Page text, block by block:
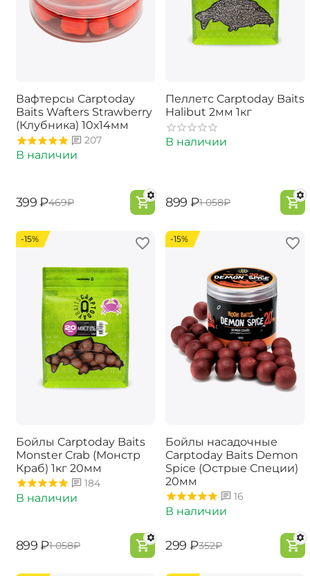
Вафтерсы Carptoday
Baits Wafters Strawberry
(Клубника) 10х14мм
207
В наличии
‍399‍ ₽‍469‍₽
Пеллетс Carptoday Baits
Halibut 2мм 1кг
В наличии
‍899‍ ₽‍1 058‍₽
-15%
Бойлы Carptoday Baits
Monster Crab (Монстр
Краб) 1кг 20мм
184
В наличии
‍899‍ ₽‍1 058‍₽
-15%
Бойлы насадочные
Carptoday Baits Demon
Spice (Острые Специи)
20мм
16
В наличии
‍299‍ ₽‍352‍₽